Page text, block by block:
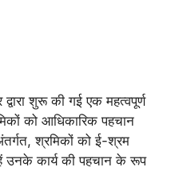
शुरू की गई एक महत्वपूर्ण
को आधिकारिक पहचान
श्रमिकों को ई-श्रम
उनके कार्य की पहचान के रूप